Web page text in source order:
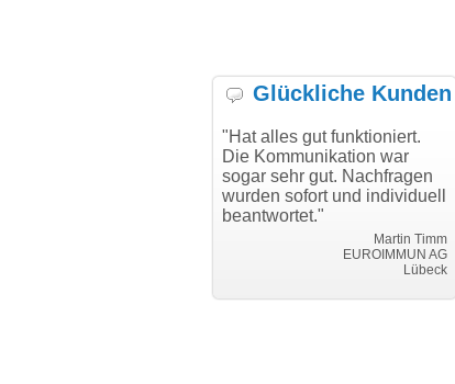
Glückliche Kunden
"Hat alles gut funktioniert.
Die Kommunikation war
sogar sehr gut. Nachfragen
wurden sofort und individuell
beantwortet."
Martin Timm
EUROIMMUN AG
Lübeck